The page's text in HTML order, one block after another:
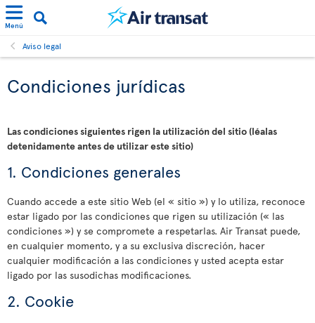
Menú
Aviso legal
Condiciones jurídicas
Las condiciones siguientes rigen la utilización del sitio (léalas
detenidamente antes de utilizar este sitio)
1. Condiciones generales
Cuando accede a este sitio Web (el « sitio ») y lo utiliza, reconoce
estar ligado por las condiciones que rigen su utilización (« las
condiciones ») y se compromete a respetarlas. Air Transat puede,
en cualquier momento, y a su exclusiva discreción, hacer
cualquier modificación a las condiciones y usted acepta estar
ligado por las susodichas modificaciones.
2. Cookie